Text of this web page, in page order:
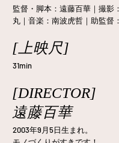
監督・脚本：遠藤百華｜撮影
丸｜音楽：南波虎哲｜助監督
[上映尺]
31min
[DIRECTOR]
遠藤百華
2003年9月5日生まれ。